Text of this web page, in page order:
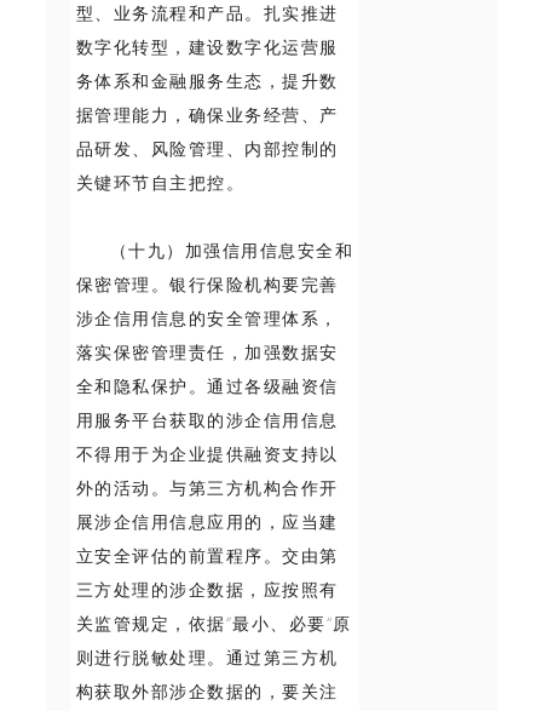
型、业务流程和产品。扎实推进
数字化转型，建设数字化运营服
务体系和金融服务生态，提升数
据管理能力，确保业务经营、产
品研发、风险管理、内部控制的
关键环节自主把控。
（十九）加强信用信息安全和
保密管理。银行保险机构要完善
涉企信用信息的安全管理体系，
落实保密管理责任，加强数据安
全和隐私保护。通过各级融资信
用服务平台获取的涉企信用信息
不得用于为企业提供融资支持以
外的活动。与第三方机构合作开
展涉企信用信息应用的，应当建
立安全评估的前置程序。交由第
三方处理的涉企数据，应按照有
关监管规定，依据“最小、必要”原
则进行脱敏处理。通过第三方机
构获取外部涉企数据的，要关注